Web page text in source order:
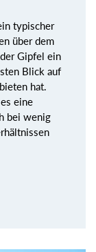
typischer
über dem
Gipfel ein
Blick auf
hat.
eine
bei wenig